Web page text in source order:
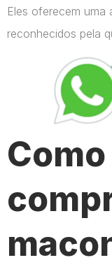
Eles oferecem uma
reconhecidos pela